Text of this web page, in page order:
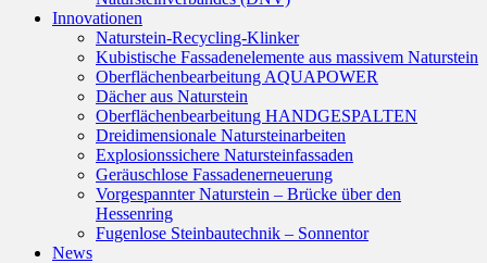
Innovationen
Naturstein-Recycling-Klinker
Kubistische Fassadenelemente aus massivem Naturstein
Oberflächenbearbeitung AQUAPOWER
Dächer aus Naturstein
Oberflächenbearbeitung HANDGESPALTEN
Dreidimensionale Natursteinarbeiten
Explosionssichere Natursteinfassaden
Geräuschlose Fassadenerneuerung
Vorgespannter Naturstein – Brücke über den
Hessenring
Fugenlose Steinbautechnik – Sonnentor
News